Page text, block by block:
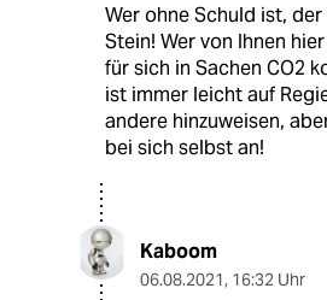
Wer ohne Schuld ist,
Stein! Wer von Ihnen
für sich in Sachen CO2
ist immer leicht auf
andere hinzuweisen,
bei sich selbst an!
Kaboom
06.08.2021, 16:32 Uhr